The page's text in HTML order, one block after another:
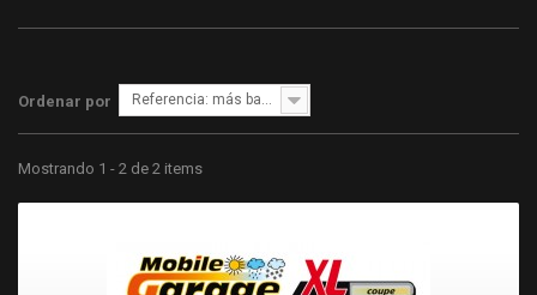
Ordenar por Referencia: más bajo primero
Mostrando 1 - 2 de 2 items